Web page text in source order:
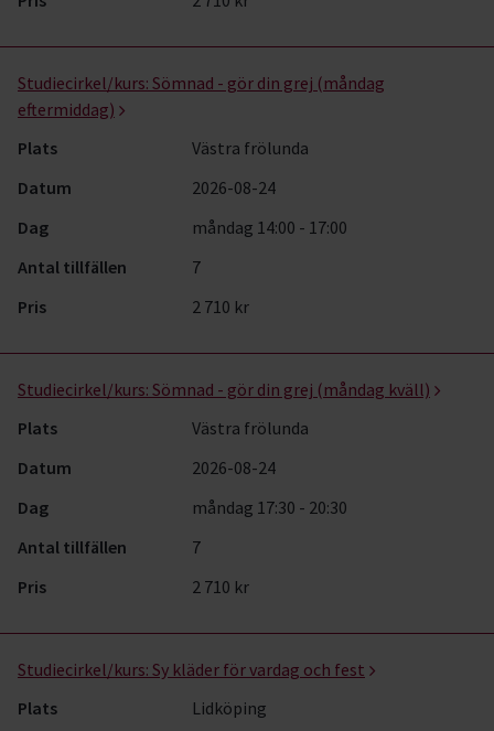
Studiecirkel/kurs: Sömnad - gör din grej (måndag
eftermiddag)
Plats
Västra frölunda
Datum
2026-08-24
Dag
måndag 14:00 - 17:00
Antal tillfällen
7
Pris
2 710 kr
Studiecirkel/kurs: Sömnad - gör din grej (måndag kväll)
Plats
Västra frölunda
Datum
2026-08-24
Dag
måndag 17:30 - 20:30
Antal tillfällen
7
Pris
2 710 kr
Studiecirkel/kurs: Sy kläder för vardag och fest
Plats
Lidköping